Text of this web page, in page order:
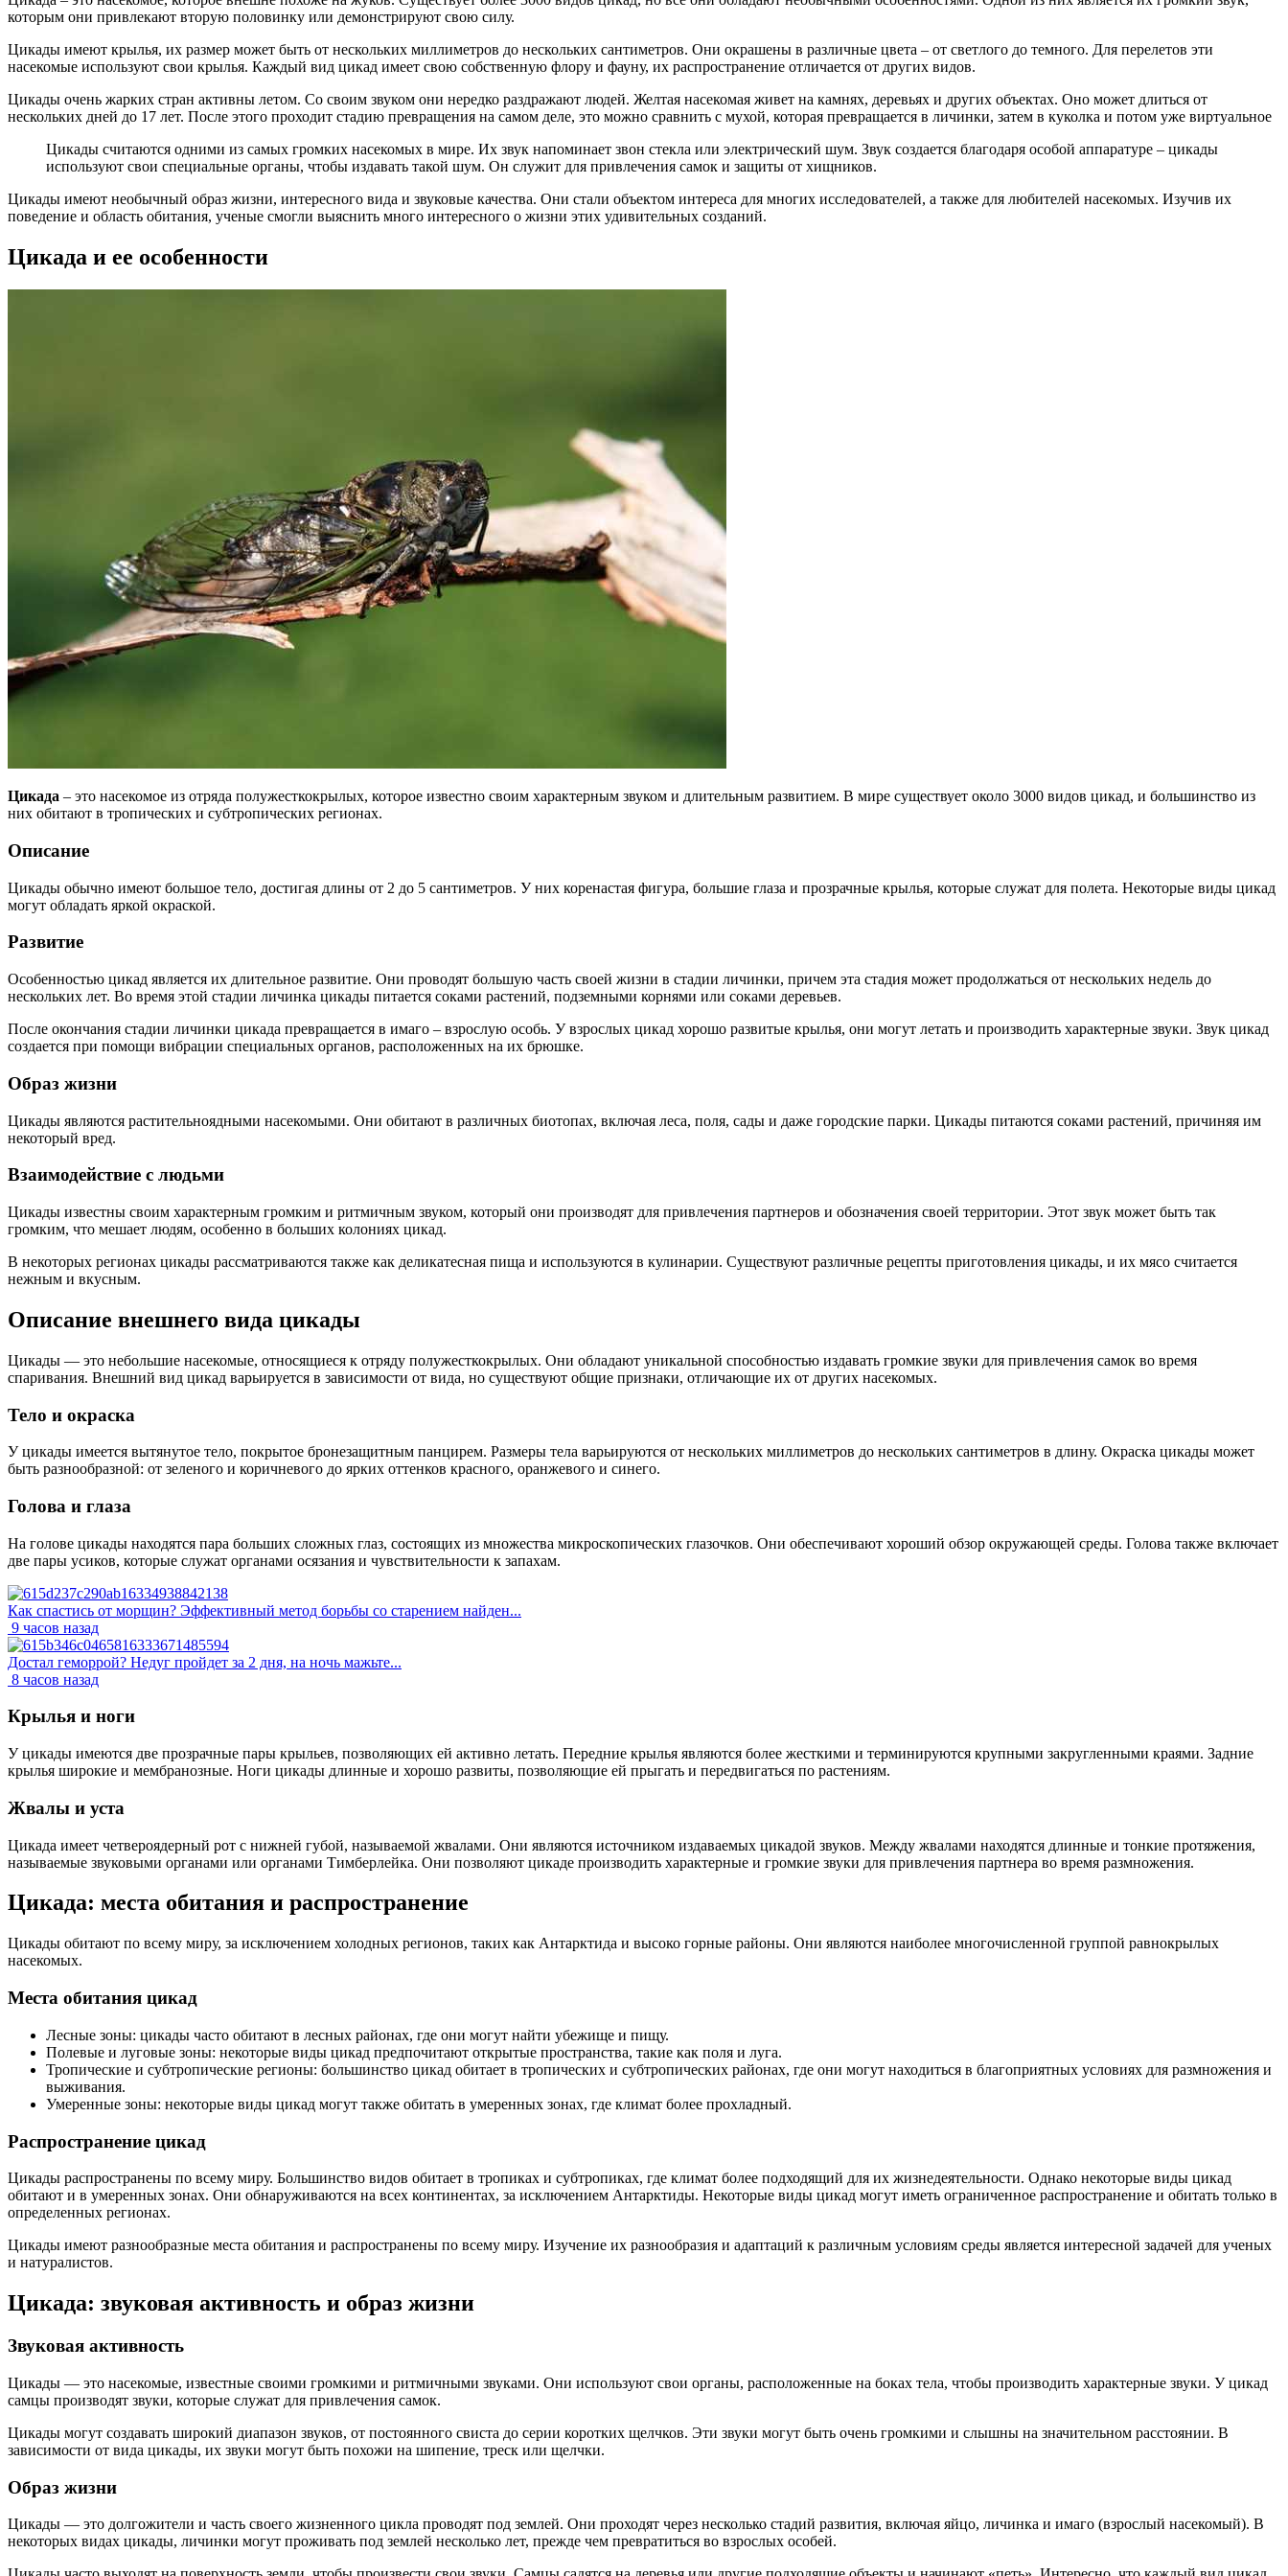
которым они привлекают вторую половинку или демонстрируют свою силу.
Цикады имеют крылья, их размер может быть от нескольких миллиметров до нескольких сантиметров. Они окрашены в различные цвета – от светлого до темного. Для перелетов эти
насекомые используют свои крылья. Каждый вид цикад имеет свою собственную флору и фауну, их распространение отличается от других видов.
Цикады очень жарких стран активны летом. Со своим звуком они нередко раздражают людей. Желтая насекомая живет на камнях, деревьях и других объектах. Оно может длиться от
нескольких дней до 17 лет. После этого проходит стадию превращения на самом деле, это можно сравнить с мухой, которая превращается в личинки, затем в куколка и потом уже виртуальное
Цикады считаются одними из самых громких насекомых в мире. Их звук напоминает звон стекла или электрический шум. Звук создается благодаря особой аппаратуре – цикады
используют свои специальные органы, чтобы издавать такой шум. Он служит для привлечения самок и защиты от хищников.
Цикады имеют необычный образ жизни, интересного вида и звуковые качества. Они стали объектом интереса для многих исследователей, а также для любителей насекомых. Изучив их
поведение и область обитания, ученые смогли выяснить много интересного о жизни этих удивительных созданий.
Цикада и ее особенности
Цикада – это насекомое из отряда полужесткокрылых, которое известно своим характерным звуком и длительным развитием. В мире существует около 3000 видов цикад, и большинство из
них обитают в тропических и субтропических регионах.
Описание
Цикады обычно имеют большое тело, достигая длины от 2 до 5 сантиметров. У них коренастая фигура, большие глаза и прозрачные крылья, которые служат для полета. Некоторые виды цикад
могут обладать яркой окраской.
Развитие
Особенностью цикад является их длительное развитие. Они проводят большую часть своей жизни в стадии личинки, причем эта стадия может продолжаться от нескольких недель до
нескольких лет. Во время этой стадии личинка цикады питается соками растений, подземными корнями или соками деревьев.
После окончания стадии личинки цикада превращается в имаго – взрослую особь. У взрослых цикад хорошо развитые крылья, они могут летать и производить характерные звуки. Звук цикад
создается при помощи вибрации специальных органов, расположенных на их брюшке.
Образ жизни
Цикады являются растительноядными насекомыми. Они обитают в различных биотопах, включая леса, поля, сады и даже городские парки. Цикады питаются соками растений, причиняя им
некоторый вред.
Взаимодействие с людьми
Цикады известны своим характерным громким и ритмичным звуком, который они производят для привлечения партнеров и обозначения своей территории. Этот звук может быть так
громким, что мешает людям, особенно в больших колониях цикад.
В некоторых регионах цикады рассматриваются также как деликатесная пища и используются в кулинарии. Существуют различные рецепты приготовления цикады, и их мясо считается
нежным и вкусным.
Описание внешнего вида цикады
Цикады — это небольшие насекомые, относящиеся к отряду полужесткокрылых. Они обладают уникальной способностью издавать громкие звуки для привлечения самок во время
спаривания. Внешний вид цикад варьируется в зависимости от вида, но существуют общие признаки, отличающие их от других насекомых.
Тело и окраска
У цикады имеется вытянутое тело, покрытое бронезащитным панцирем. Размеры тела варьируются от нескольких миллиметров до нескольких сантиметров в длину. Окраска цикады может
быть разнообразной: от зеленого и коричневого до ярких оттенков красного, оранжевого и синего.
Голова и глаза
На голове цикады находятся пара больших сложных глаз, состоящих из множества микроскопических глазочков. Они обеспечивают хороший обзор окружающей среды. Голова также включает
две пары усиков, которые служат органами осязания и чувствительности к запахам.
Как спастись от морщин? Эффективный метод борьбы со старением найден...
9 часов назад
Достал геморрой? Недуг пройдет за 2 дня, на ночь мажьте...
8 часов назад
Крылья и ноги
У цикады имеются две прозрачные пары крыльев, позволяющих ей активно летать. Передние крылья являются более жесткими и терминируются крупными закругленными краями. Задние
крылья широкие и мембранозные. Ноги цикады длинные и хорошо развиты, позволяющие ей прыгать и передвигаться по растениям.
Жвалы и уста
Цикада имеет четвероядерный рот с нижней губой, называемой жвалами. Они являются источником издаваемых цикадой звуков. Между жвалами находятся длинные и тонкие протяжения,
называемые звуковыми органами или органами Тимберлейка. Они позволяют цикаде производить характерные и громкие звуки для привлечения партнера во время размножения.
Цикада: места обитания и распространение
Цикады обитают по всему миру, за исключением холодных регионов, таких как Антарктида и высоко горные районы. Они являются наиболее многочисленной группой равнокрылых
насекомых.
Места обитания цикад
Лесные зоны: цикады часто обитают в лесных районах, где они могут найти убежище и пищу.
Полевые и луговые зоны: некоторые виды цикад предпочитают открытые пространства, такие как поля и луга.
Тропические и субтропические регионы: большинство цикад обитает в тропических и субтропических районах, где они могут находиться в благоприятных условиях для размножения и
выживания.
Умеренные зоны: некоторые виды цикад могут также обитать в умеренных зонах, где климат более прохладный.
Распространение цикад
Цикады распространены по всему миру. Большинство видов обитает в тропиках и субтропиках, где климат более подходящий для их жизнедеятельности. Однако некоторые виды цикад
обитают и в умеренных зонах. Они обнаруживаются на всех континентах, за исключением Антарктиды. Некоторые виды цикад могут иметь ограниченное распространение и обитать только в
определенных регионах.
Цикады имеют разнообразные места обитания и распространены по всему миру. Изучение их разнообразия и адаптаций к различным условиям среды является интересной задачей для ученых
и натуралистов.
Цикада: звуковая активность и образ жизни
Звуковая активность
Цикады — это насекомые, известные своими громкими и ритмичными звуками. Они используют свои органы, расположенные на боках тела, чтобы производить характерные звуки. У цикад
самцы производят звуки, которые служат для привлечения самок.
Цикады могут создавать широкий диапазон звуков, от постоянного свиста до серии коротких щелчков. Эти звуки могут быть очень громкими и слышны на значительном расстоянии. В
зависимости от вида цикады, их звуки могут быть похожи на шипение, треск или щелчки.
Образ жизни
Цикады — это долгожители и часть своего жизненного цикла проводят под землей. Они проходят через несколько стадий развития, включая яйцо, личинка и имаго (взрослый насекомый). В
некоторых видах цикады, личинки могут проживать под землей несколько лет, прежде чем превратиться во взрослых особей.